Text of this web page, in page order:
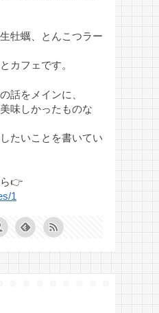
牡蠣、とんこつラー
カフェです。
話をメインに、
味しかったものな
たいことを書いてい
👉
1